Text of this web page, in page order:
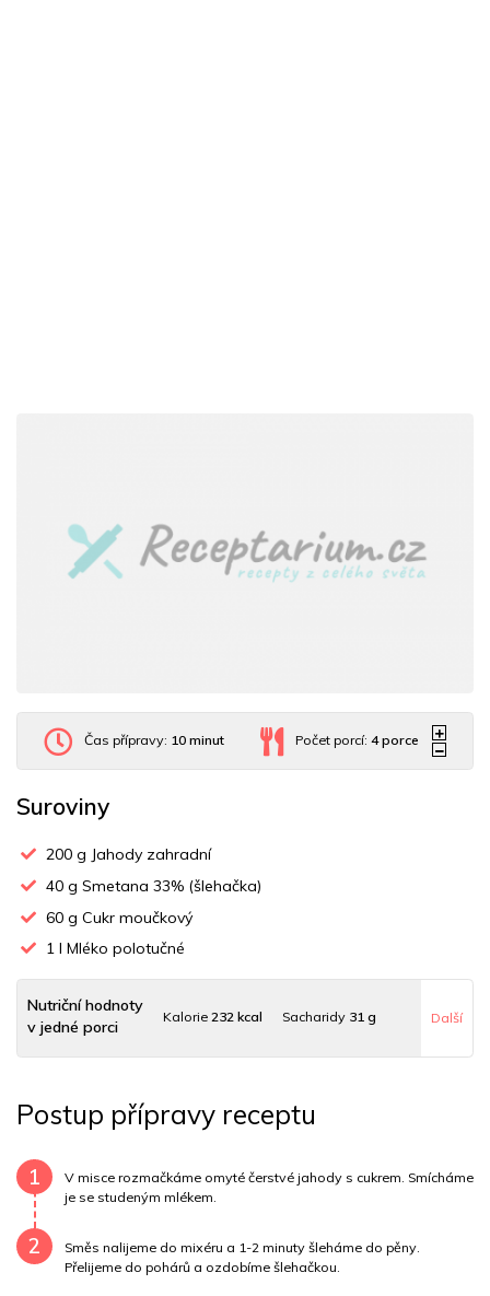
Čas přípravy: 10 minut Počet porcí:4 porce
Suroviny
200 g Jahody zahradní
40 g Smetana 33% (šlehačka)
60 g Cukr moučkový
1 l Mléko polotučné
Nutriční hodnoty
v jedné porci
Kalorie 232 kcal Sacharidy 31 g
Uhlovodany 19 g Cholesterol36 mg
Draslík 76.8 mg Vláknina 2000 mg
Vitamín B12 0 mg Vitamín C29.4 mg
Další
Postup přípravy receptu
1
V misce rozmačkáme omyté čerstvé jahody s cukrem. Smícháme
je se studeným mlékem.
2
Směs nalijeme do mixéru a 1-2 minuty šleháme do pěny.
Přelijeme do pohárů a ozdobíme šlehačkou.